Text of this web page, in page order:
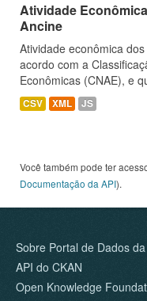
Atividade
Ancine
Atividade econômica
acordo com a
Econômicas (CNAE), e
CSV XML JS
Você também pode ter
Documentação da API).
Sobre Portal de Dados
API do CKAN
Open Knowledge